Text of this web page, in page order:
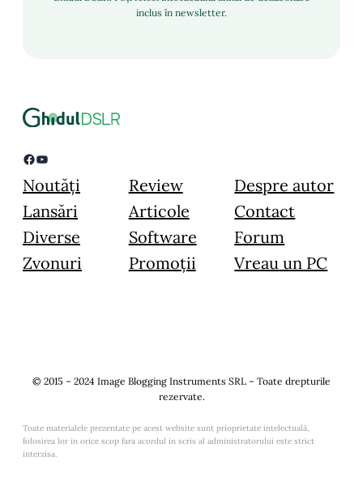
inclus în newsletter.
Facebook YouTube
Noutăți
Lansări
Diverse
Zvonuri
Review
Articole
Software
Promoții
Despre autor
Contact
Forum
Vreau un PC
© 2015 – 2024 Image Blogging Instruments SRL – Toate drepturile
rezervate.
Toate materialele prezentate pe acest website sunt prioprietate intelectuală,
folosirea lor in orice scop fara acordul in scris al administratorului este strict
interzisa.